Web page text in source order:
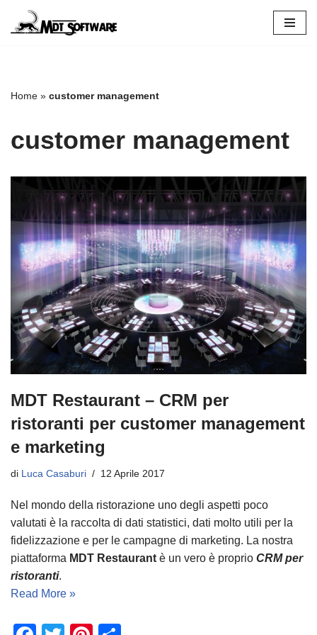
Home » customer management
customer management
MDT Restaurant – CRM per
ristoranti per customer management
e marketing
di Luca Casaburi 12 Aprile 2017
Nel mondo della ristorazione uno degli aspetti poco
valutati è la raccolta di dati statistici, dati molto utili per la
fidelizzazione e per le campagne di marketing. La nostra
piattaforma MDT Restaurant è un vero è proprio CRM per
ristoranti.
Read More »